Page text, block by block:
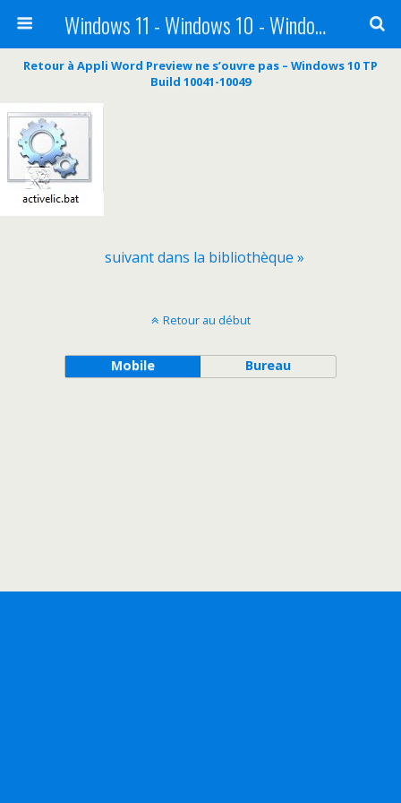
Windows 11 - Windows 10 - Windows 8 - Windows 7 - VISTA
Retour à Appli Word Preview ne s’ouvre pas – Windows 10 TP
Build 10041-10049
suivant dans la bibliothèque »
Retour au début
Mobile Bureau